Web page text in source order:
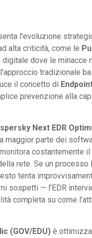
l'evoluzione
alta criticità, come le
digitale dove le
tradizionale
il concetto di
prevenzione alla
Next EDR
maggior parte dei
costantemente
rete. Se un
tenta
sospetti — l'EDR
completa su come
(GOV/EDU) è